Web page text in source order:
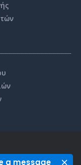
a message
2026